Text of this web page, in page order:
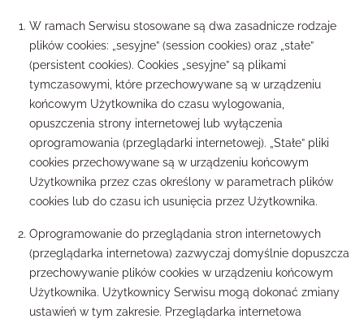
W ramach Serwisu stosowane są dwa zasadnicze rodzaje
plików cookies: „sesyjne” (session cookies) oraz „stałe”
(persistent cookies). Cookies „sesyjne” są plikami
tymczasowymi, które przechowywane są w urządzeniu
końcowym Użytkownika do czasu wylogowania,
opuszczenia strony internetowej lub wyłączenia
oprogramowania (przeglądarki internetowej). „Stałe” pliki
cookies przechowywane są w urządzeniu końcowym
Użytkownika przez czas określony w parametrach plików
cookies lub do czasu ich usunięcia przez Użytkownika.
Oprogramowanie do przeglądania stron internetowych
(przeglądarka internetowa) zazwyczaj domyślnie dopuszcza
przechowywanie plików cookies w urządzeniu końcowym
Użytkownika. Użytkownicy Serwisu mogą dokonać zmiany
ustawień w tym zakresie. Przeglądarka internetowa